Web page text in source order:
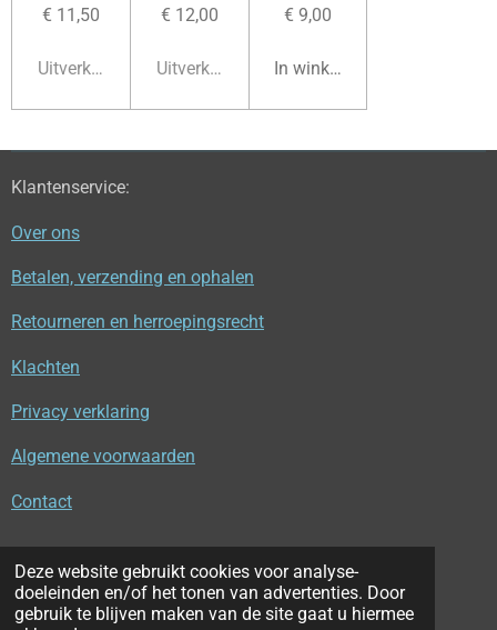
Deze website gebruikt cookies voor analyse-
doeleinden en/of het tonen van advertenties. Door
gebruik te blijven maken van de site gaat u hiermee
€ 11,50
Uitverkocht
€ 12,00
Uitverkocht
€ 9,00
In winkelwagen
Klantenservice:
Over ons
Betalen, verzending en ophalen
Retourneren en herroepingsrecht
Klachten
Privacy verklaring
Algemene voorwaarden
Contact
© 2021 - 2026 Van Wingerden Wildbeheer
Powered byJouwWeb